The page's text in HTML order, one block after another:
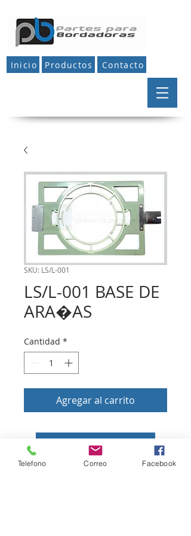
Inicio Productos Contacto
SKU: LS/L-001
LS/L-001 BASE DE
ARA�AS
Cantidad *
Agregar al carrito
Volver a tienda
Telefono Correo Facebook